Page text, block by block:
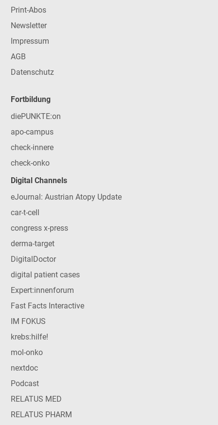
Print-Abos
Newsletter
Impressum
AGB
Datenschutz
Fortbildung
diePUNKTE:on
apo-campus
check-innere
check-onko
Digital Channels
eJournal: Austrian Atopy Update
car-t-cell
congress x-press
derma-target
DigitalDoctor
digital patient cases
Expert:innenforum
Fast Facts Interactive
IM FOKUS
krebs:hilfe!
mol-onko
nextdoc
Podcast
RELATUS MED
RELATUS PHARM